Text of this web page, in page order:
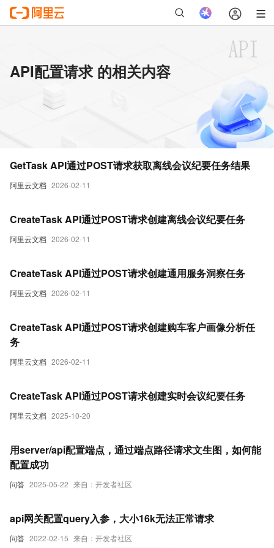
API配置请求 的相关内容
阿里云文档 2026-02-11
GetTask API通过POST请求获取离线会议纪要任务结果
阿里云文档 2026-02-11
CreateTask API通过POST请求创建离线会议纪要任务
阿里云文档 2026-02-11
CreateTask API通过POST请求创建通用服务洞察任务
阿里云文档 2026-02-11
CreateTask API通过POST请求创建购车客户画像分析任
务
阿里云文档 2025-10-20
CreateTask API通过POST请求创建实时会议纪要任务
问答 2025-05-22 来自：开发者社区
用server/api配置端点，通过端点路径请求文生图，如何能
配置成功
问答 2022-02-15 来自：开发者社区
api网关配置query入参，大小16k无法正常请求